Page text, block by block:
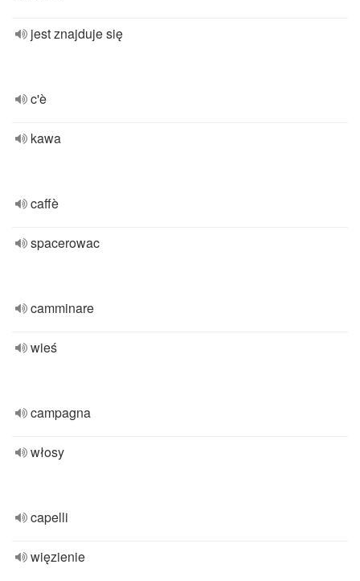
jest znajduje się
c'è
kawa
caffè
spacerowac
camminare
wieś
campagna
włosy
capelli
więzienie